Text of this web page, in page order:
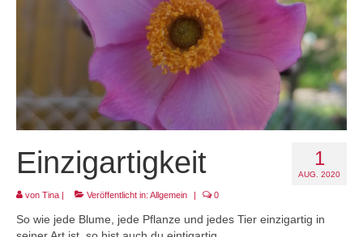
Kinesiologie
Familienaufstellungen und mehr
Prozessorientierter Aufstellungstag
Kontakt
Projekt LEBEN!
1
AUG. 2020
Einzigartigkeit
von Tina Veröffentlicht in: Allgemein 0
So wie jede Blume, jede Pflanze und jedes Tier einzigartig in